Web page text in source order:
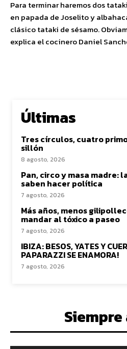
Para terminar haremos dos
en papada de Joselito y
clásico tataki de sésamo.
explica el cocinero Daniel
Últimas
Tres círculos, cuatro
sillón
8 agosto, 2026
Pan, circo y masa madre:
saben hacer política
7 agosto, 2026
Más años, menos
mandar al tóxico a paseo
7 agosto, 2026
IBIZA: BESOS, YATES Y
PAPARAZZI SE ENAMORA!
7 agosto, 2026